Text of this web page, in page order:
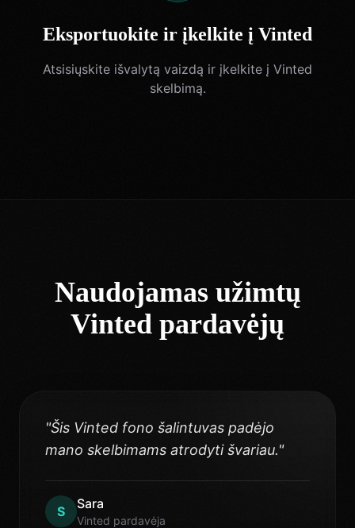
Eksportuokite ir įkelkite į Vinted
Atsisiųskite išvalytą vaizdą ir įkelkite į Vinted
skelbimą.
Naudojamas užimtų
Vinted pardavėjų
"Šis Vinted fono šalintuvas padėjo
mano skelbimams atrodyti švariau."
S Sara
Vinted pardavėja